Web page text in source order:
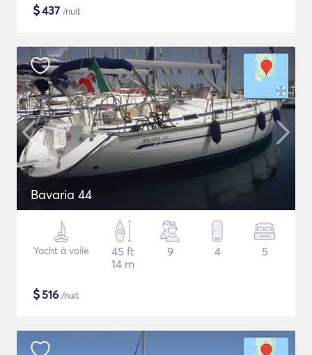
$437 /nuit
Bavaria 44
Yacht à voile
45 ft
14 m
9 4 5
$516 /nuit